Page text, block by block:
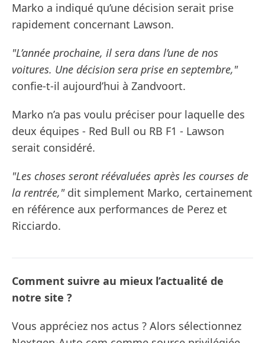
Marko a indiqué qu’une décision serait prise
rapidement concernant Lawson.
"L’année prochaine, il sera dans l’une de nos
voitures. Une décision sera prise en septembre,"
confie-t-il aujourd’hui à Zandvoort.
Marko n’a pas voulu préciser pour laquelle des
deux équipes - Red Bull ou RB F1 - Lawson
serait considéré.
"Les choses seront réévaluées après les courses de
la rentrée,"dit simplement Marko, certainement
en référence aux performances de Perez et
Ricciardo.
Comment suivre au mieux l’actualité de
notre site ?
Vous appréciez nos actus ? Alors sélectionnez